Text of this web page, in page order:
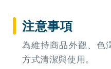
注意事項
為維持商品外觀、色
方式清潔與使用。